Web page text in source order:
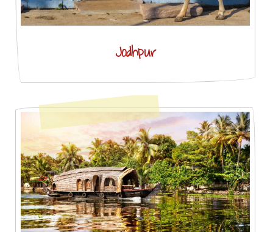
Jodhpur